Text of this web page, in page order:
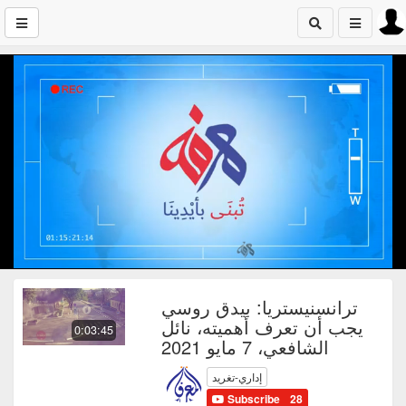
0:03:45
ترانسنيستريا: بيدق روسي
يجب أن تعرف أهميته، نائل
الشافعي، 7 مايو 2021
إداري-تغريد
Subscribe 28